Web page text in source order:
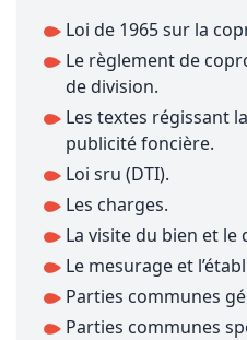
Loi de 1965 sur la
Le règlement de
de division.
Les textes régissant
publicité foncière.
Loi sru (DTI).
Les charges.
La visite du bien et le
Le mesurage et
Parties communes
Parties communes